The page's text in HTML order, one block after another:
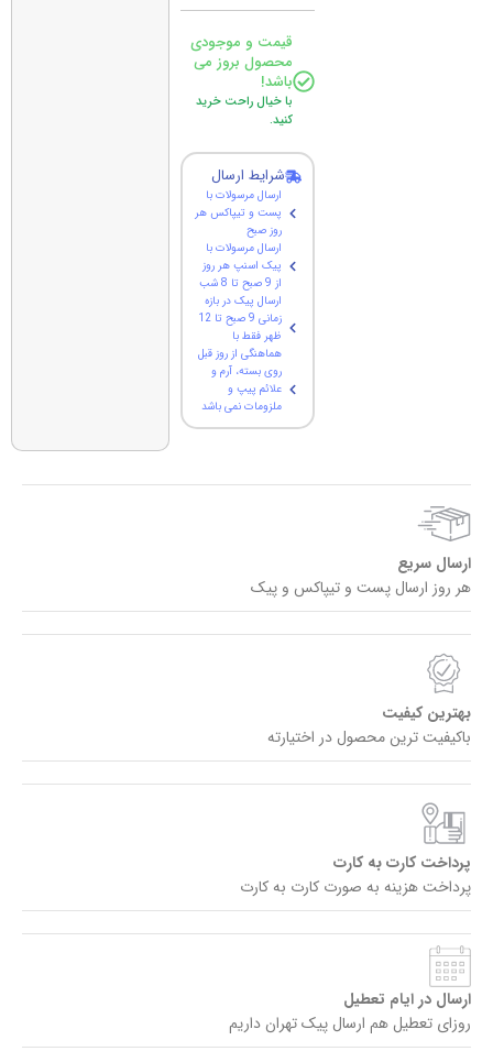
قیمت و موجودی
محصول بروز می
باشد!
با خیال راحت خرید
کنید.
شرایط ارسال
ارسال مرسولات با
پست و تیپاکس هر
روز صبح
ارسال مرسولات با
پیک اسنپ هر روز
از 9 صبح تا 8 شب
ارسال پیک در بازه
زمانی 9 صبح تا 12
ظهر فقط با
هماهنگی از روز قبل
روی بسته، آرم و
علائم پیپ و
ملزومات نمی باشد
ارسال سریع
هر روز ارسال پست و تیپاکس و پیک
بهترین کیفیت
باکیفیت ترین محصول در اختیارته
پرداخت کارت به کارت
پرداخت هزینه به صورت کارت به کارت
ارسال در ایام تعطیل
روزای تعطیل هم ارسال پیک تهران داریم